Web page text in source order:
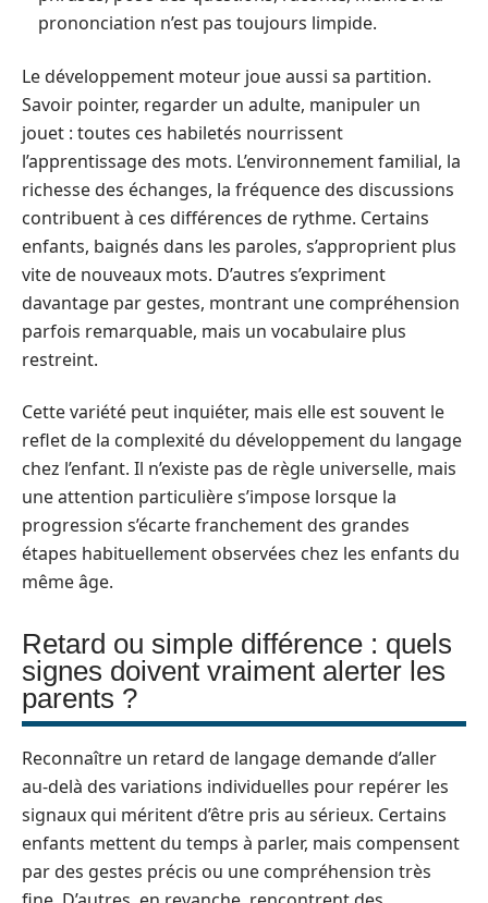
prononciation n’est pas toujours limpide.
Le développement moteur joue aussi sa partition.
Savoir pointer, regarder un adulte, manipuler un
jouet : toutes ces habiletés nourrissent
l’apprentissage des mots. L’environnement familial, la
richesse des échanges, la fréquence des discussions
contribuent à ces différences de rythme. Certains
enfants, baignés dans les paroles, s’approprient plus
vite de nouveaux mots. D’autres s’expriment
davantage par gestes, montrant une compréhension
parfois remarquable, mais un vocabulaire plus
restreint.
Cette variété peut inquiéter, mais elle est souvent le
reflet de la complexité du développement du langage
chez l’enfant. Il n’existe pas de règle universelle, mais
une attention particulière s’impose lorsque la
progression s’écarte franchement des grandes
étapes habituellement observées chez les enfants du
même âge.
Retard ou simple différence : quels
signes doivent vraiment alerter les
parents ?
Reconnaître un retard de langage demande d’aller
au-delà des variations individuelles pour repérer les
signaux qui méritent d’être pris au sérieux. Certains
enfants mettent du temps à parler, mais compensent
par des gestes précis ou une compréhension très